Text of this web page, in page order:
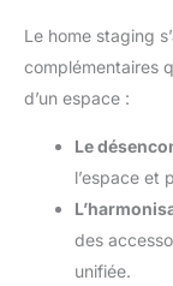
Le home staging
complémentaires
d’un espace :
Le
l’espace et
des
unifiée.